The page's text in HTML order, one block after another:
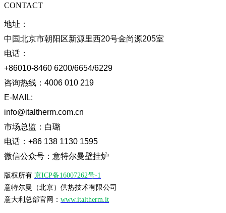
CONTACT
地址：
中国北京市朝阳区新源里西20号金尚源205室
电话：
+86010-8460 6200/6654/6229
咨询热线： 4006 010 219
E-MAIL:
info@italtherm.com.cn
市场总监： 白璐
电话： +86 138 1130 1595
微信公众号：意特尔曼壁挂炉
版权所有 京ICP备16007262号-1
意特尔曼（北京）供热技术有限公司
意大利总部官网： www.italtherm.it